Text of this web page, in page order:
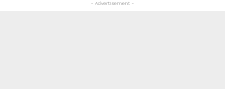
- Advertisement -